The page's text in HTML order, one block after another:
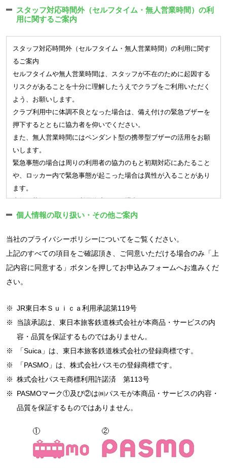
上、入会申込を行うものとします。この場合、親権者は本会則に
第3章 入会・退会
(入会手続き) 第7条
クラブに入会を希望する方は、本会則に同意の上、入会手続き
を行い所定の料金等を納入し契約を行うことより会員となりま
す。手続き時に定めた利用開始日が到来したときから有効とす
るものとします。
会員となる方は入会手続きの際、氏名、生年月日、性別、連絡
先電話番号、現住所、緊急連絡先と電話番号、および会費決済
に必要な情報を登録するものとします。また、会員となる方は
登録内容が正確であることを保証するものとします。
会員は入会手続きによって付与された会員番号により、会社が
規約に同意の上メールアドレス・パスワード等、所定の項目を
会員は顔写真を登録し、クラブは入会手続きによって付与され
た会員番号を付したデジタル情報として保有し、本人確認等や
サービス提供する上での照合、サービスを利用いただくための
会員証等は第三者に貸与又は譲渡することはできません。
会員はクラブが重複登録を認めた会員種別を除き、複数の会員
登録は出来ないものとします。またウェブサービス利用のため
(個人情報保護) 第8条
会社は、会社で取扱う会員の個人情報を別途定める「プライバシ
ーポリシー」に従って適正に利用・管理します。
(会員資格の喪失) 第9条
次条に定める退会の手続きを完了したとき
第 11 条により契約解除とされたとき
会員本人が死亡したとき
■変更・追加
会員種別、オプション契約の変更・追加ができます。
※
一部の店舗では会員種別の変更制度はございません。
登録されている個人情報（名前、住所、連絡先、口座、メール
アドレス）については締切日に関わらずすみやかにご変更のお
手続きをしてください。
■休会
1 ヶ月以上の長期間クラブをご利用されない場合、月単位で最
大 3 ヶ月まで休会が可能です。
休会中は相互利用も含め施設のご利用はできません。
月の途中で休会を取消される場合には月会費との差額分のお支
払いが必要です。
届け出た休会期間の満了をもって届出前の契約内容に復会しま
※ 一部の店舗、会員種別では休会制度はありません。
■退会、解約
退会手続きが完了されていない場合には、在籍扱いとなり、ご
利用が無い場合でも会費はお納め頂きます。
3.その他
■入会キャンペーンについて
す。
在籍条件期間以上の在籍が特典の適用条件となります。期間内
でのご退会の場合、初期費用の割引分のお支払いが必要となり
ます。
期間内の休会も可能ですが、休会された月分、在籍条件は延長
となります。
特典は予告なく、変更・終了する場合がございます。予めご了
ができません。
その他特典との併用はできません。
■会員証
第2条 登録希望者が当社の定める方法によって利用登録を申請
し、当社がこれを承認することによって、利用登録が完了するも
2. 本サービスの利用は一部の会員種別を除き当社の運営するク
ラブの会員に限ります
3. 前項の一部の会員種別とはキッズスクールを指し、その会員
種別に属する場合は会員の保護者をユーザーとして認め、本サー
ビスを利用することができます。
4. 当社は、利用登録の申請者に以下の事由があると判断した場
合、利用登録の申請を取り消しすることがあり、その理由につい
ては一切の開示義務を負わないものとします。
（1）利用登録の申請に際して虚偽の事項を届け出た場合
（2）本規約に違反したことがある者からの申請である場合
（3）別途定めるクラブ会則に違反したことがある者からの申請で
ある場合
（4）反社会的勢力等（暴力団、暴力団員、右翼団体、反社会的勢
力、その他これに準ずる者）である、または資金提供その他を通
与する等反社会的勢力との何らかの交流もしくは関与を行ってい
ると当社が判断した場合
第3条 ユーザーは、自己の責任において、本サービスのログイン
2. ユーザーは、いかなる場合にも、ログインIDおよびパスワー
ドを第三者に譲渡または貸与することはできません。
3. 当社は、ログインIDとパスワードの組み合わせが登録情報と
一致してログインされた場合には、そのログインIDを登録してい
るユーザー自身による利用とみなします。
（通信料）
第4条 本サービス利用登録ならびに利用の際にかかる通信料は、
（本サービスの提供の停止等）
第5条 当社は、以下の各号いずれかの事由があると判断した場
合、ユーザーに事前に通知することなく本サービスの全部または
スタッフ対応時間外（セルフタイム・無人営業時間）の利
用に関するご案内
スタッフ対応時間外（セルフタイム・無人営業時間）の利用に関す
るご案内
セルフタイムや無人営業時間は、スタッフが不在のために起因する
リスクがあることを十分に理解したうえでクラブをご利用いただく
よう、お願いします。
クラブ利用中に体調不良となった場合は、備え付けの緊急ブザーを
押下するとともに協力者を仰いでください。
また、無人営業時間にはペンダント型の携帯型ブザーの活用をお願
いします。
緊急事態の場合は周りの利用者の協力のもと初期対応にあたること
や、ロッカー内で緊急事態が起こった場合は異性が入ることがあり
ます。
AEDは利用者が使用できる場所に常設してあり、緊急時はスタッフ
館内に掲示されている避難口、避難経路の確認を行い、非常時は躊
躇することなく使用してください。
※24時間営業店舗について、以下の事項を確認します。
トイレ、シャワーブースで一定時間の滞留があると警備員が駆
けつける場合があります。
無人営業時間に緊急ブザーが押されると天井スピーカーからの
呼び掛けがあります。
個人情報の取り扱い・その他ご案内
当社のプライバシーポリシーについてをご覧ください。
上記のすべての項目をご確認頂き、ご同意いただける場合のみ「上
記内容に同意する」ボタンを押してお申込みフォームへお進みくだ
さい。
※ JR東日本Ｓｕｉｃａ利用承認第119号
※
当該承認は、東日本旅客鉄道株式会社が本商品・サービスの内
容・品質を保証するものではありません。
※
「Suica」は、東日本旅客鉄道株式会社の登録商標です。
※
「PASMO」は、株式会社パスモの登録商標です。
※ 株式会社パスモ商標利用許諾済 第113号
※
PASMOマーク①及び②は㈱パスモが本商品・サービスの内容・
品質を保証するものではありません。